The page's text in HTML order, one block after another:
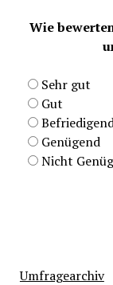
Wie
Sehr gut
Gut
Genügend
Nicht
Umfragearchiv